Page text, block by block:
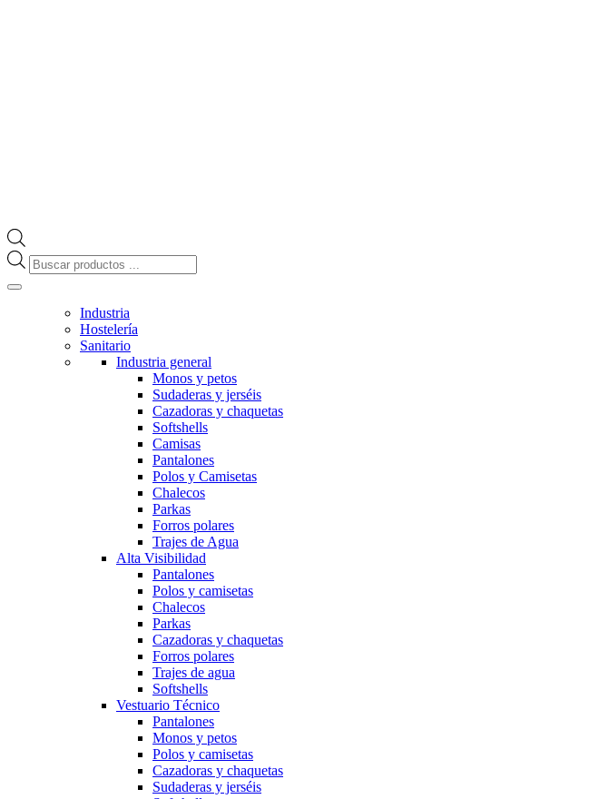
Búsqueda
de
Industria
Hostelería
Sanitario
Industria general
Monos y petos
Sudaderas y jerséis
Cazadoras y chaquetas
Softshells
Camisas
Pantalones
Polos y Camisetas
Chalecos
Parkas
Forros polares
Trajes de Agua
Alta Visibilidad
Pantalones
Polos y camisetas
Chalecos
Parkas
Cazadoras y chaquetas
Forros polares
Trajes de agua
Softshells
Vestuario Técnico
Pantalones
Monos y petos
Polos y camisetas
Cazadoras y chaquetas
Sudaderas y jerséis